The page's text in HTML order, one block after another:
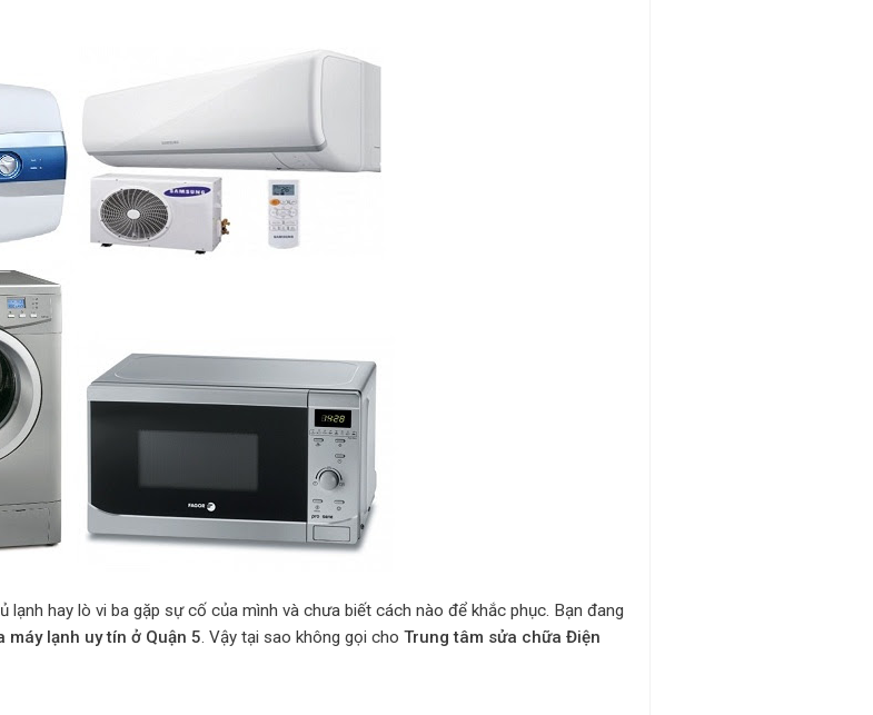
lạnh hay lò vi ba gặp sự cố của mình và chưa biết cách nào để khắc phục. Bạn đang
lạnh uy tín ở Quận 5. Vậy tại sao không gọi cho Trung tâm sửa chữa Điện